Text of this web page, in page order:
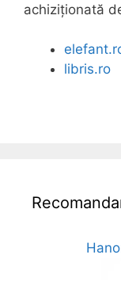
achiziționată
libris.ro